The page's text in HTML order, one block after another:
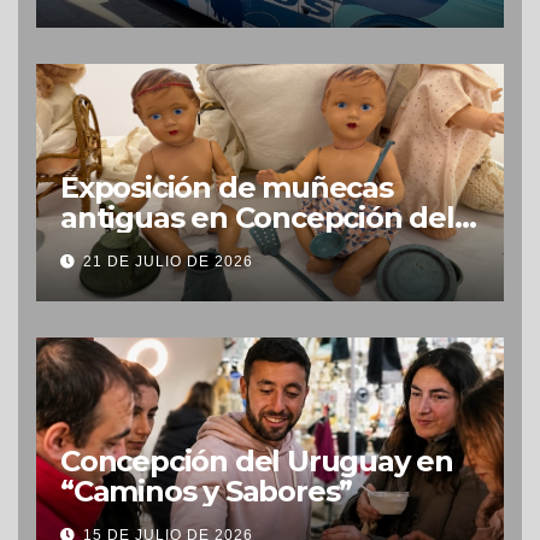
Exposición de muñecas
antiguas en Concepción del
Uruguay
21 DE JULIO DE 2026
Concepción del Uruguay en
“Caminos y Sabores”
15 DE JULIO DE 2026